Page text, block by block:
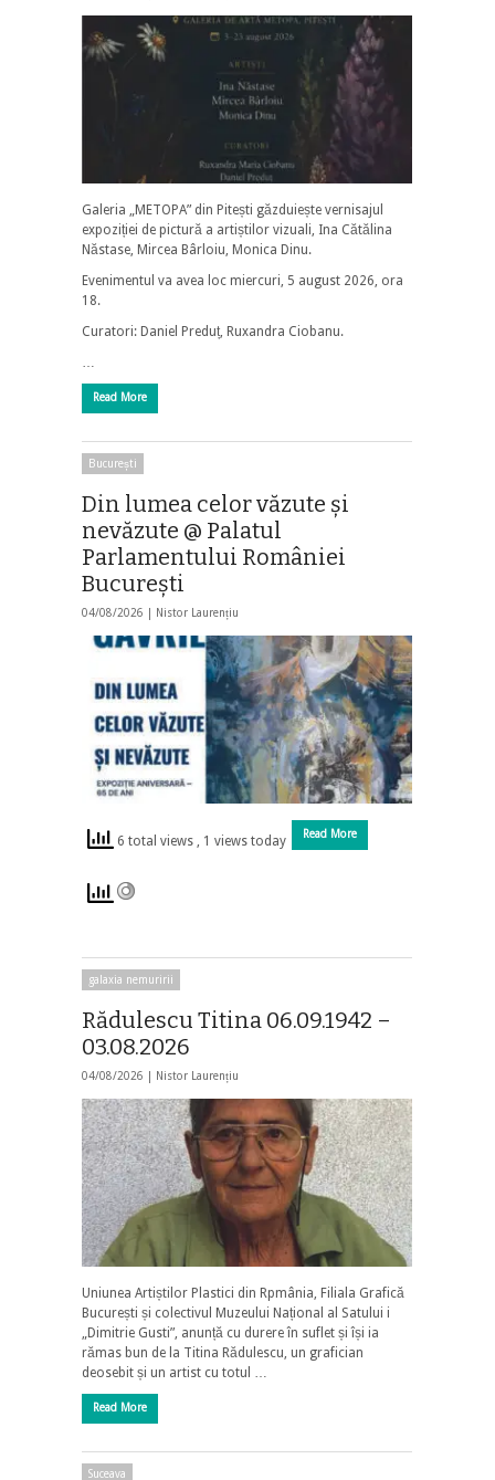
Galeria „METOPA” din Pitești găzduiește vernisajul
expoziției de pictură a artiștilor vizuali, Ina Cătălina
Năstase, Mircea Bârloiu, Monica Dinu.
Evenimentul va avea loc miercuri, 5 august 2026, ora
18.
Curatori: Daniel Preduț, Ruxandra Ciobanu.
…
Read More
București
Din lumea celor văzute și
nevăzute @ Palatul
Parlamentului României
București
04/08/2026 | Nistor Laurențiu
6 total views , 1 views today Read More
galaxia nemuririi
Rădulescu Titina 06.09.1942 –
03.08.2026
04/08/2026 | Nistor Laurențiu
Uniunea Artiștilor Plastici din Rpmânia, Filiala Grafică
București și colectivul Muzeului Național al Satului i
„Dimitrie Gusti”, anunță cu durere în suflet și își ia
rămas bun de la Titina Rădulescu, un grafician
deosebit și un artist cu totul …
Read More
Suceava